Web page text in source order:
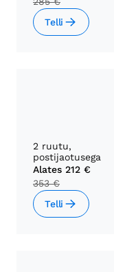
Telli
2 ruutu,
postijaotusega
Alates 212 €
353 €
Telli